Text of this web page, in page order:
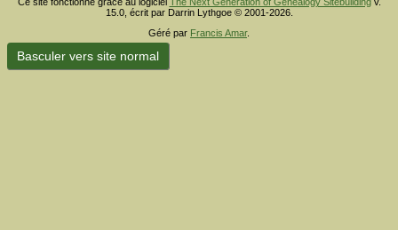
15.0, écrit par Darrin Lythgoe © 2001-2026.
Géré par Francis Amar.
Basculer vers site normal